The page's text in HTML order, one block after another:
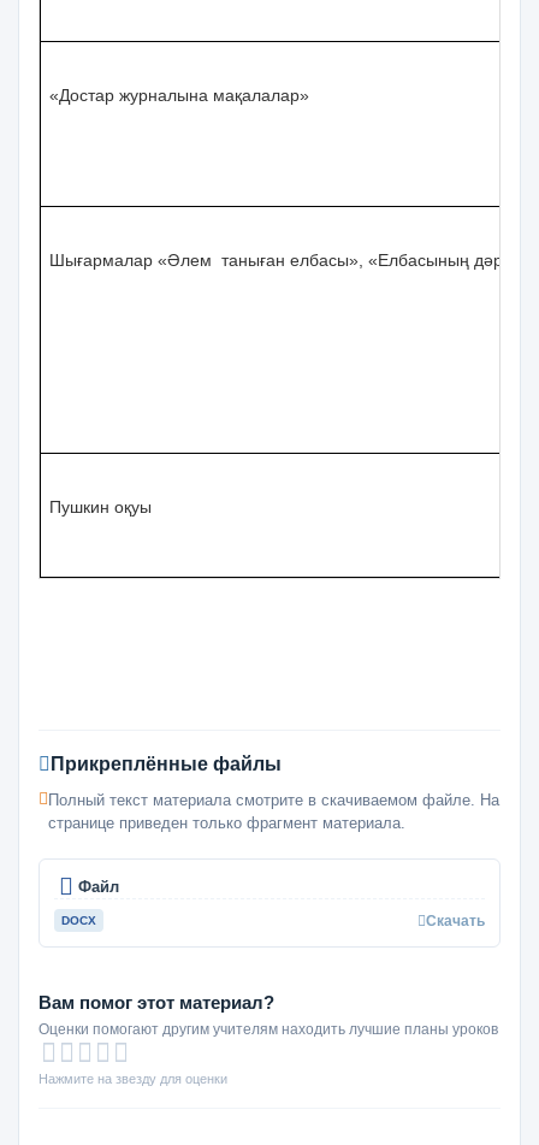
«Достар журналына мақалалар»
Шығармалар «Әлем таныған елбасы», «Елбасының
Пушкин оқуы
Прикреплённые файлы
Полный текст материала смотрите в скачиваемом файле. На
странице приведен только фрагмент материала.
Файл
DOCX Скачать
Вам помог этот материал?
Оценки помогают другим учителям находить лучшие планы уроков
Нажмите на звезду для оценки